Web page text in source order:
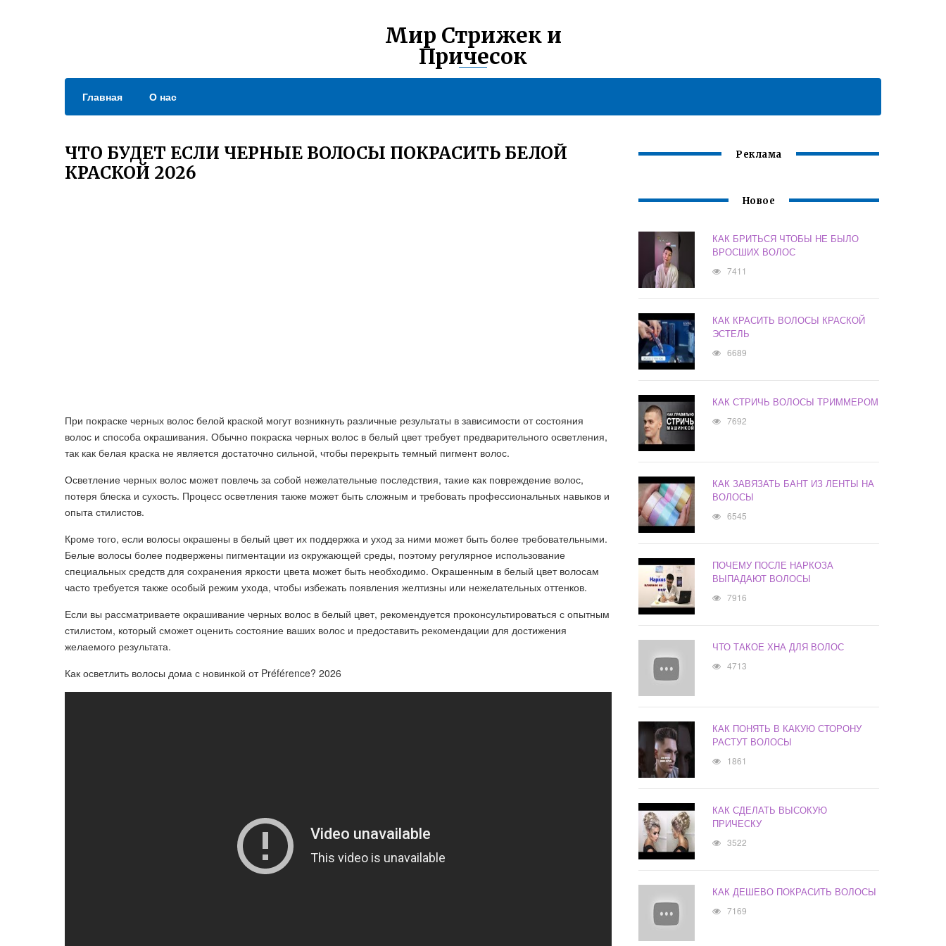
Мир Стрижек и
Причесок
Главная О нас
ЧТО БУДЕТ ЕСЛИ ЧЕРНЫЕ ВОЛОСЫ ПОКРАСИТЬ БЕЛОЙ
КРАСКОЙ 2026
При покраске черных волос белой краской могут возникнуть различные результаты в зависимости от состояния
волос и способа окрашивания. Обычно покраска черных волос в белый цвет требует предварительного осветления,
так как белая краска не является достаточно сильной, чтобы перекрыть темный пигмент волос.
Осветление черных волос может повлечь за собой нежелательные последствия, такие как повреждение волос,
потеря блеска и сухость. Процесс осветления также может быть сложным и требовать профессиональных навыков и
опыта стилистов.
Кроме того, если волосы окрашены в белый цвет их поддержка и уход за ними может быть более требовательными.
Белые волосы более подвержены пигментации из окружающей среды, поэтому регулярное использование
специальных средств для сохранения яркости цвета может быть необходимо. Окрашенным в белый цвет волосам
часто требуется также особый режим ухода, чтобы избежать появления желтизны или нежелательных оттенков.
Если вы рассматриваете окрашивание черных волос в белый цвет, рекомендуется проконсультироваться с опытным
стилистом, который сможет оценить состояние ваших волос и предоставить рекомендации для достижения
желаемого результата.
Как осветлить волосы дома с новинкой от Préférence? 2026
Реклама
Новое
КАК БРИТЬСЯ ЧТОБЫ НЕ БЫЛО
ВРОСШИХ ВОЛОС
7411
КАК КРАСИТЬ ВОЛОСЫ КРАСКОЙ
ЭСТЕЛЬ
6689
КАК СТРИЧЬ ВОЛОСЫ ТРИММЕРОМ
7692
КАК ЗАВЯЗАТЬ БАНТ ИЗ ЛЕНТЫ НА
ВОЛОСЫ
6545
ПОЧЕМУ ПОСЛЕ НАРКОЗА
ВЫПАДАЮТ ВОЛОСЫ
7916
ЧТО ТАКОЕ ХНА ДЛЯ ВОЛОС
4713
КАК ПОНЯТЬ В КАКУЮ СТОРОНУ
РАСТУТ ВОЛОСЫ
1861
КАК СДЕЛАТЬ ВЫСОКУЮ
ПРИЧЕСКУ
3522
КАК ДЕШЕВО ПОКРАСИТЬ ВОЛОСЫ
7169